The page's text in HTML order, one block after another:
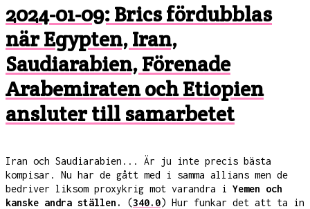
2024-01-09: Brics fördubblas
när Egypten, Iran,
Saudiarabien, Förenade
Arabemiraten och Etiopien
ansluter till samarbetet
Iran och Saudiarabien... Är ju inte precis bästa
kompisar. Nu har de gått med i samma allians men de
bedriver liksom proxykrig mot varandra i Yemen och
kanske andra ställen.
(340.0) Hur funkar det att ta in